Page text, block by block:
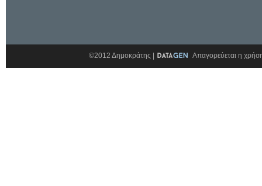
©2012 Δημοκράτης | Απαγορεύεται η